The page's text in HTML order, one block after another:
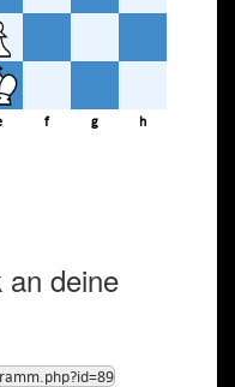
f g h
an deine